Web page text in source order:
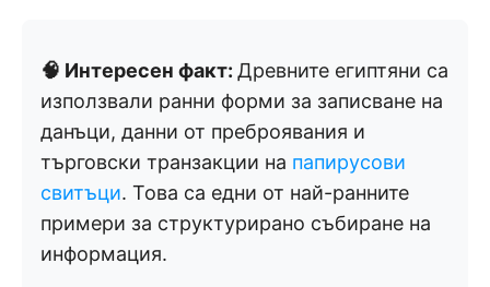
🧠 Интересен факт: Древните египтяни са
използвали ранни форми за записване на
данъци, данни от преброявания и
търговски транзакции на папирусови
свитъци. Това са едни от най-ранните
примери за структурирано събиране на
информация.